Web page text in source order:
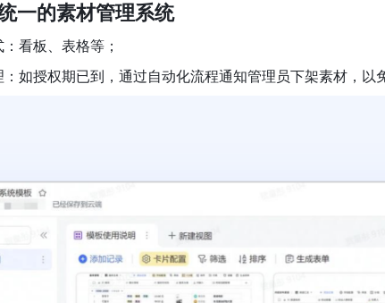
一的素材管理系统
看板、表格等；
如授权期已到，通过自动化流程通知管理员下架素材，以